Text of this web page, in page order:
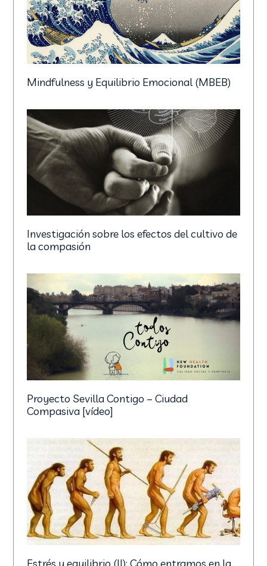
Investigación sobre los efectos del cultivo de
Proyecto Sevilla Contigo – Ciudad
Estrés y equilibrio (II): Cómo entramos en la